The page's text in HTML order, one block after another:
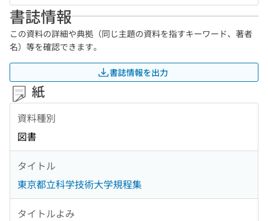
書誌情報
この資料の詳細や典拠（同じ主題の資料を指すキーワード、著者
名）等を確認できます。
書誌情報を出力
紙
資料種別
図書
タイトル
東京都立科学技術大学規程集
タイトルよみ